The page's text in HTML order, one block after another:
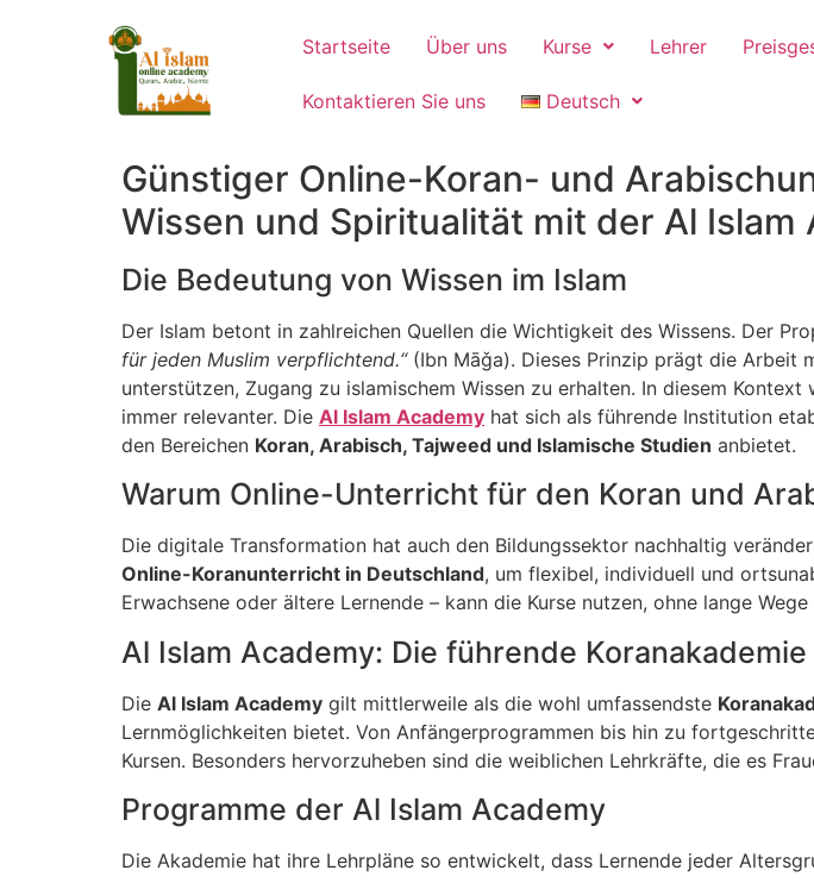
Startseite Über uns Kurse Lehrer
Kontaktieren Sie uns Deutsch
Günstiger Online-Koran- und
Wissen und Spiritualität mit der Al Islam
Die Bedeutung von Wissen im Islam
Der Islam betont in zahlreichen Quellen die Wichtigkeit des Wissens. Der
für jeden Muslim verpflichtend.“(Ibn Māǧa). Dieses Prinzip prägt die Arbeit
unterstützen, Zugang zu islamischem Wissen zu erhalten. In diesem Kontext
immer relevanter. Die Al Islam Academy hat sich als führende Institution
den Bereichen Koran, Arabisch, Tajweed und Islamische Studien anbietet.
Warum Online-Unterricht für den Koran und
Die digitale Transformation hat auch den Bildungssektor nachhaltig
Online-Koranunterricht in Deutschland, um flexibel, individuell und
Erwachsene oder ältere Lernende – kann die Kurse nutzen, ohne lange
Al Islam Academy: Die führende
Die Al Islam Academy gilt mittlerweile als die wohl umfassendste
Lernmöglichkeiten bietet. Von Anfängerprogrammen bis hin zu
Kursen. Besonders hervorzuheben sind die weiblichen Lehrkräfte, die es
Programme der Al Islam Academy
Die Akademie hat ihre Lehrpläne so entwickelt, dass Lernende jeder